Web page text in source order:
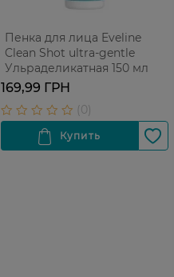
Пенка для лица Eveline
Clean Shot ultra-gentle
Ульраделикатная 150 мл
169,99 ГРН